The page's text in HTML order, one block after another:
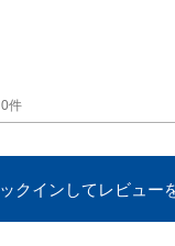
0件
クインしてレビュー